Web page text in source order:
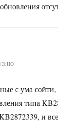
с ума
типа
и